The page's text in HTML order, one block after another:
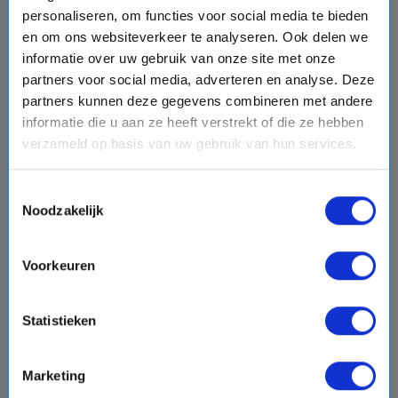
personaliseren, om functies voor social media te bieden
en om ons websiteverkeer te analyseren. Ook delen we
informatie over uw gebruik van onze site met onze
partners voor social media, adverteren en analyse. Deze
partners kunnen deze gegevens combineren met andere
informatie die u aan ze heeft verstrekt of die ze hebben
verzameld op basis van uw gebruik van hun services.
Noodzakelijk
Voorkeuren
Statistieken
Marketing
v.a.€1998,-p.p.
directions_boat+flight+hotel+directions_bus
Bekijk cruisechevron_right
sell Volpension - Hoge kortingen
Vergelijk
favorite
chevron_right